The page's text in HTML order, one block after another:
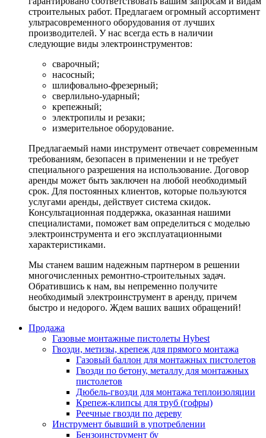
строительных работ. Предлагаем огромный ассортимент
ультрасовременного оборудования от лучших
производителей. У нас всегда есть в наличии
следующие виды электроинструментов:
сварочный;
насосный;
шлифовально-фрезерный;
сверлильно-ударный;
крепежный;
электропилы и резаки;
измерительное оборудование.
Предлагаемый нами инструмент отвечает современным
требованиям, безопасен в применении и не требует
специального разрешения на использование. Договор
аренды может быть заключен на любой необходимый
срок. Для постоянных клиентов, которые пользуются
услугами аренды, действует система скидок.
Консультационная поддержка, оказанная нашими
специалистами, поможет вам определиться с моделью
электроинструмента и его эксплуатационными
характеристиками.
Мы станем вашим надежным партнером в решении
многочисленных ремонтно-строительных задач.
Обратившись к нам, вы непременно получите
необходимый электроинструмент в аренду, причем
быстро и недорого. Ждем ваших ваших обращений!
Продажа
Газовые монтажные пистолеты Hybest
Гвозди, метизы, крепеж для прямого монтажа
Газовый баллон для монтажных пистолетов
Гвозди по бетону, металлу для монтажных
пистолетов
Дюбель-гвозди для монтажа теплоизоляции
Крепеж-клипсы для труб (гофры)
Реечные гвозди по дереву
Инструмент бывший в употреблении
Бензоинструмент бу